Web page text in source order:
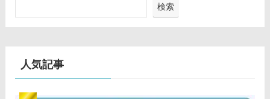
検索
人気記事